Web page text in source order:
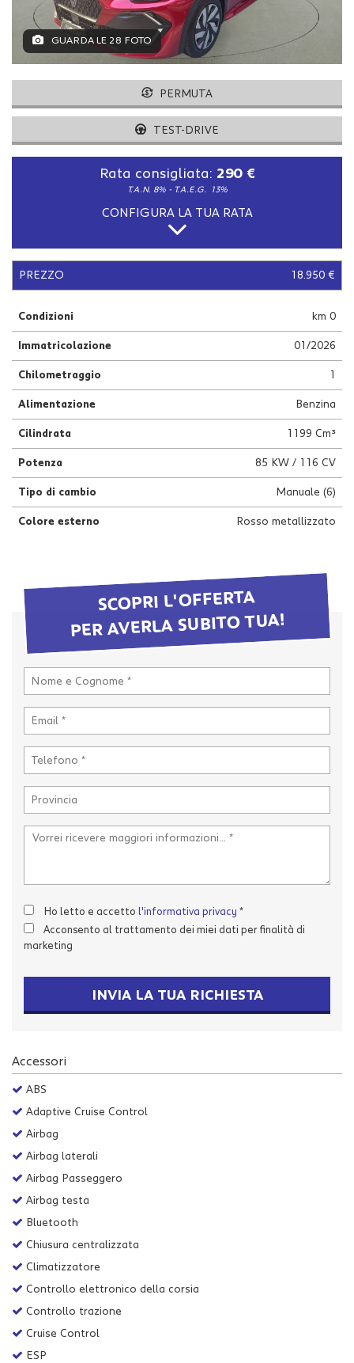
GUARDA LE 28 FOTO
PERMUTA
TEST-DRIVE
Rata consigliata: 290 €
T.A.N. 8% - T.A.E.G. 13%
CONFIGURA LA TUA RATA
PREZZO 18.950 €
Condizioni km 0
Immatricolazione 01/2026
Chilometraggio
Alimentazione Benzina
Cilindrata 1199 Cm³
Potenza 85 KW / 116 CV
Tipo di cambio Manuale (6)
Colore esterno Rosso metallizzato
SCOPRI L'OFFERTA
PER AVERLA SUBITO TUA!
Ho letto e accetto l'informativa privacy *
Acconsento al trattamento dei miei dati per finalità di
marketing
INVIA LA TUA RICHIESTA
Accessori
ABS
Adaptive Cruise Control
Airbag
Airbag laterali
Airbag Passeggero
Airbag testa
Bluetooth
Chiusura centralizzata
Climatizzatore
Controllo elettronico della corsia
Controllo trazione
Cruise Control
ESP
tracciamento
che
adottiamo
per
e
le
maggiori
informazioni
sull'utilità
sul
questi
di
tracciamento
si
rimanda
alla
cookie
policy.
rivedere
tue
scelte
in
qualsiasi
momento.
Cookie delle preferenze
Cookie analitici
Cookie di marketing
la
le
impostazioni